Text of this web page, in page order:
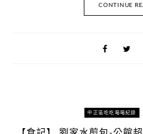
CONTINUE
中正區吃吃喝喝紀錄